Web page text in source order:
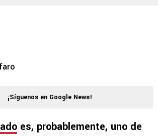
¡Síguenos en Google News!
es, probablemente, uno de